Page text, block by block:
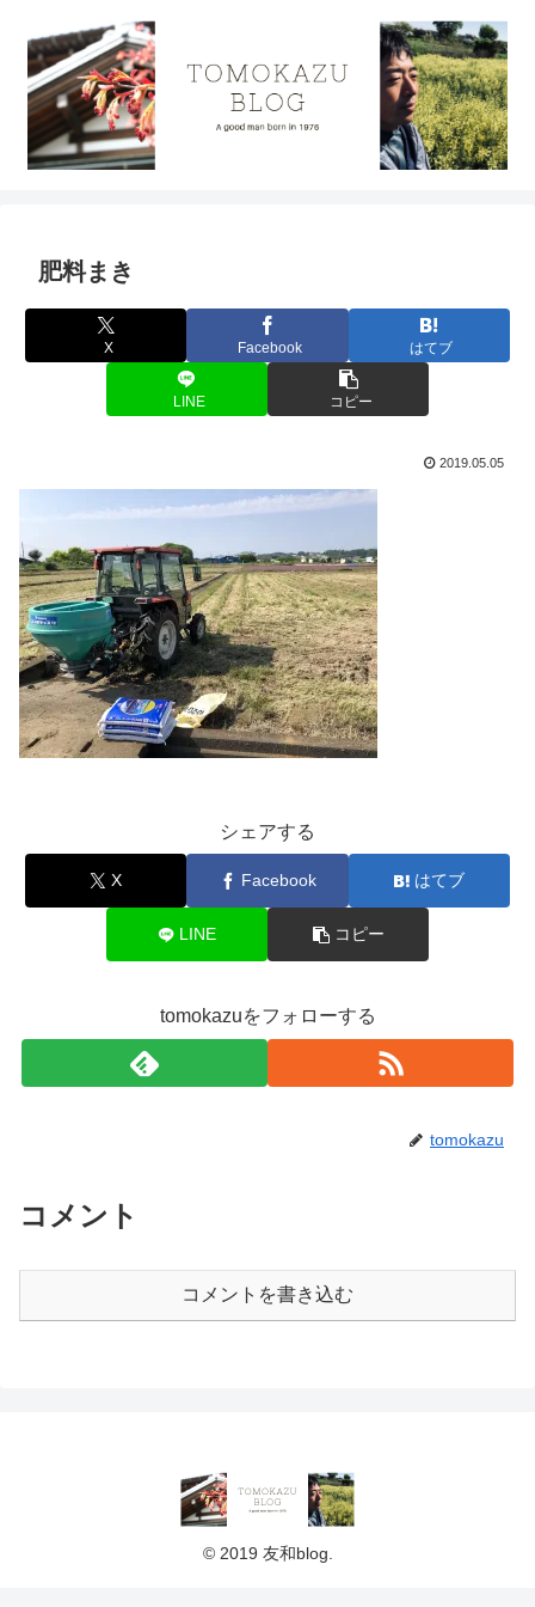
肥料まき
X Facebook はてブ
LINE コピー
2019.05.05
シェアする
X Facebook はてブ
LINE コピー
tomokazuをフォローする
tomokazu
コメント
コメントを書き込む
© 2019 友和blog.